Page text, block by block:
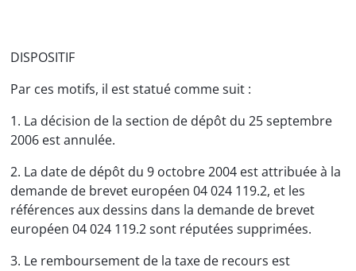
DISPOSITIF
Par ces motifs, il est statué comme suit :
1. La décision de la section de dépôt du 25 septembre
2006 est annulée.
2. La date de dépôt du 9 octobre 2004 est attribuée à la
demande de brevet européen 04 024 119.2, et les
références aux dessins dans la demande de brevet
européen 04 024 119.2 sont réputées supprimées.
3. Le remboursement de la taxe de recours est